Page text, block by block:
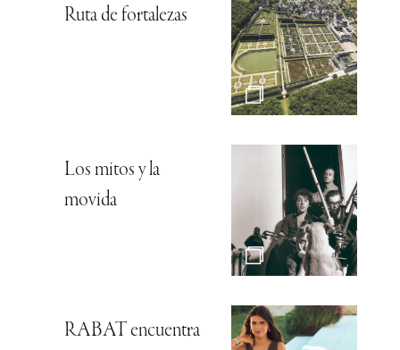
Ruta de fortalezas
Los mitos y la
movida
RABAT encuentra